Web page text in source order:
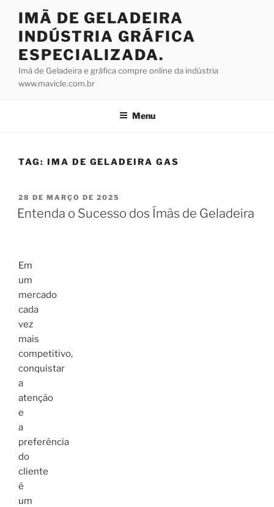
conteúdo
IMÃ DE GELADEIRA
INDÚSTRIA GRÁFICA
ESPECIALIZADA.
Imã de Geladeira e gráfica compre online da indústria
www.mavicle.com.br
Menu
TAG: IMA DE GELADEIRA GAS
PUBLICADO
EM
28 DE MARÇO DE 2025
Entenda o Sucesso dos Ímãs de Geladeira
Em
um
mercado
cada
vez
mais
competitivo,
conquistar
a
atenção
e
a
preferência
do
cliente
é
um